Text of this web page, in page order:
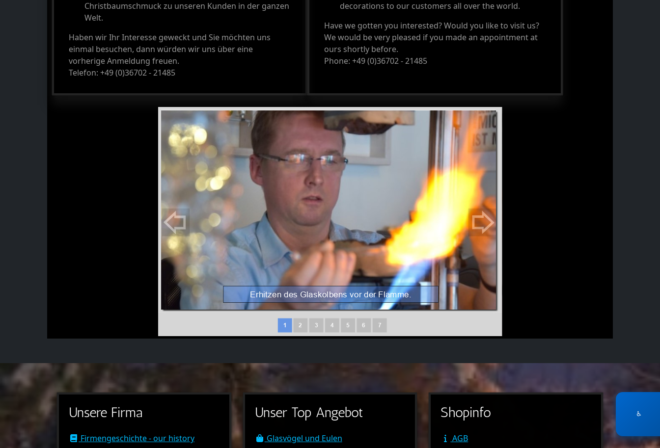
Christbaumschmuck zu unseren Kunden in der ganzen
Welt.
Haben wir Ihr Interesse geweckt und Sie möchten uns
einmal besuchen, dann würden wir uns über eine
vorherige Anmeldung freuen.
Telefon: +49 (0)36702 - 21485
decorations to our customers all over the world.
Have we gotten you interested? Would you like to visit us?
We would be very pleased if you made an appointment at
ours shortly before.
Phone: +49 (0)36702 - 21485
Unsere Firma
Firmengeschichte - our history
Unser Top Angebot
Glasvögel und Eulen
Shopinfo
AGB
♿